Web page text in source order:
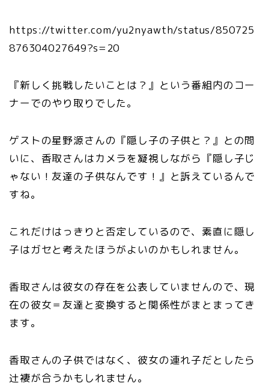
https://twitter.com/yu2nyawth/status/850725
876304027649?s=20
『新しく挑戦したいことは？』という番組内のコー
ナーでのやり取りでした。
ゲストの星野源さんの『隠し子の子供と？』との問
いに、香取さんはカメラを凝視しながら『隠し子じ
ゃない！友達の子供なんです！』と訴えているんで
すね。
これだけはっきりと否定しているので、素直に隠し
子はガセと考えたほうがよいのかもしれません。
香取さんは彼女の存在を公表していませんので、現
在の彼女＝友達と変換すると関係性がまとまってき
ます。
香取さんの子供ではなく、彼女の連れ子だとしたら
辻褄が合うかもしれません。